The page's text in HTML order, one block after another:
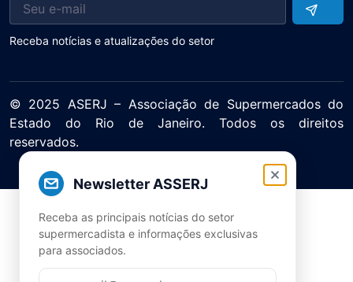
Newsletter ASSERJ
Receba as principais notícias do setor
supermercadista e informações exclusivas
para associados.
Receba notícias e atualizações do setor
© 2025 ASERJ – Associação de Supermercados do
Estado do Rio de Janeiro. Todos os direitos
reservados.
Política de Privacidade Termos de Uso